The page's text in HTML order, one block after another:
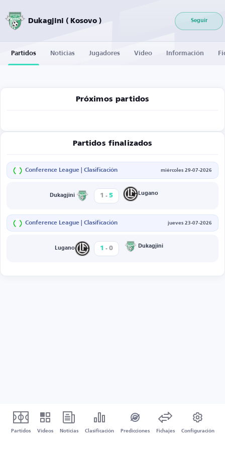
Dukagjini ( Kosovo ) Seguir
Partidos Noticias Jugadores Vídeo Información
Próximos partidos
Partidos finalizados
Conference League | Clasificación miércoles 29-07-2026
Dukagjini 1 - 5 Lugano
Conference League | Clasificación jueves 23-07-2026
Lugano 1 - 0 Dukagjini
Partidos Vídeos Noticias Clasificación Predicciones Fichajes Configuración